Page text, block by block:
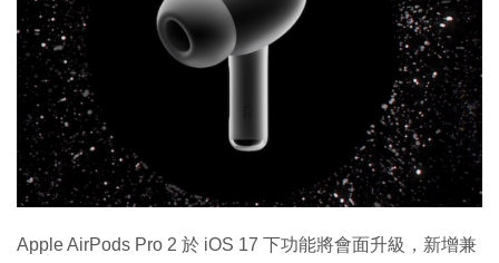
Apple AirPods Pro 2 於 iOS 17 下功能將會面升級，新增兼